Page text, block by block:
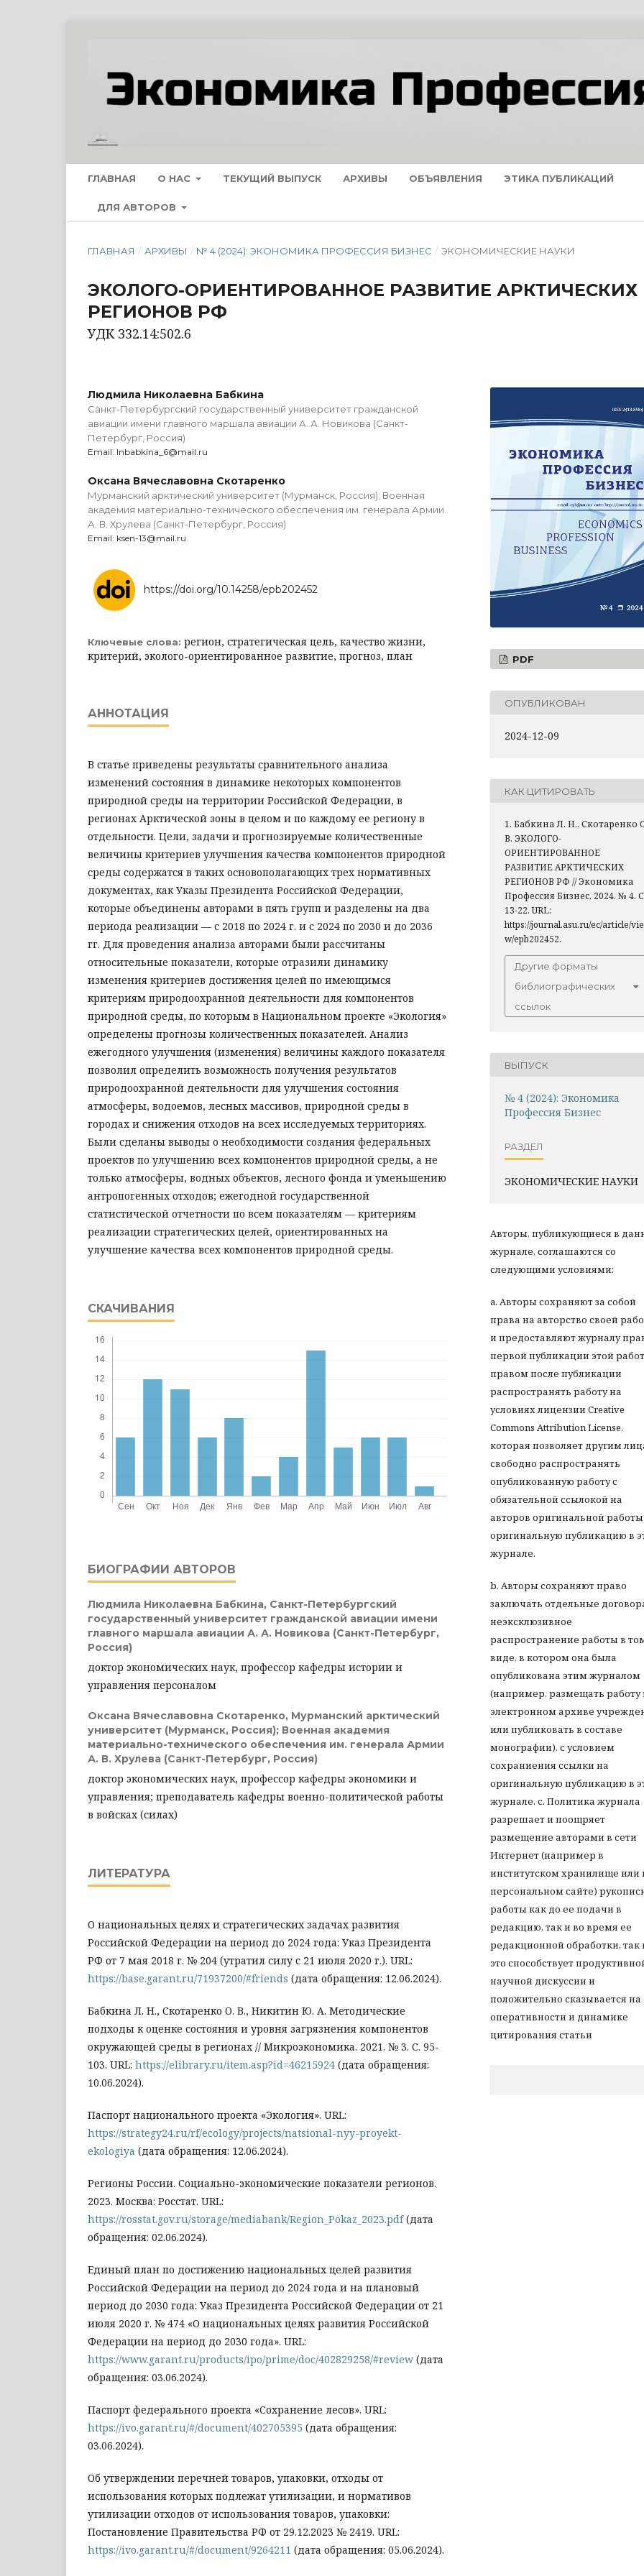
ГЛАВНАЯ О НАС ТЕКУЩИЙ ВЫПУСК АРХИВЫ ОБЪЯВЛЕНИЯ ЭТИКА ПУБЛИКАЦИЙ
ДЛЯ АВТОРОВ
ГЛАВНАЯ / АРХИВЫ / № 4 (2024): ЭКОНОМИКА ПРОФЕССИЯ БИЗНЕС / ЭКОНОМИЧЕСКИЕ НАУКИ
ЭКОЛОГО-ОРИЕНТИРОВАННОЕ РАЗВИТИЕ АРКТИЧЕСКИХ
РЕГИОНОВ РФ
УДК 332.14:502.6
Людмила Николаевна Бабкина
Санкт-Петербургский государственный университет гражданской
авиации имени главного маршала авиации А. А. Новикова (Санкт-
Петербург, Россия)
Email: lnbabkina_6@mail.ru
Оксана Вячеславовна Скотаренко
Мурманский арктический университет (Мурманск, Россия); Военная
академия материально-технического обеспечения им. генерала Армии
А. В. Хрулева (Санкт-Петербург, Россия)
Email: ksen-13@mail.ru
https://doi.org/10.14258/epb202452
Ключевые слова: регион, стратегическая цель, качество жизни,
критерий, эколого-ориентированное развитие, прогноз, план
АННОТАЦИЯ
В статье приведены результаты сравнительного анализа
изменений состояния в динамике некоторых компонентов
природной среды на территории Российской Федерации, в
регионах Арктической зоны в целом и по каждому ее региону в
отдельности. Цели, задачи и прогнозируемые количественные
величины критериев улучшения качества компонентов природной
среды содержатся в таких основополагающих трех нормативных
документах, как Указы Президента Российской Федерации,
которые объединены авторами в пять групп и разделены на два
периода реализации — с 2018 по 2024 г. и с 2024 по 2030 и до 2036
гг. Для проведения анализа авторами были рассчитаны
относительные показатели, которые отразили динамику
изменения критериев достижения целей по имеющимся
критериям природоохранной деятельности для компонентов
природной среды, по которым в Национальном проекте «Экология»
определены прогнозы количественных показателей. Анализ
ежегодного улучшения (изменения) величины каждого показателя
позволил определить возможность получения результатов
природоохранной деятельности для улучшения состояния
атмосферы, водоемов, лесных массивов, природной среды в
городах и снижения отходов на всех исследуемых территориях.
Были сделаны выводы о необходимости создания федеральных
проектов по улучшению всех компонентов природной среды, а не
только атмосферы, водных объектов, лесного фонда и уменьшению
антропогенных отходов; ежегодной государственной
статистической отчетности по всем показателям — критериям
реализации стратегических целей, ориентированных на
улучшение качества всех компонентов природной среды.
СКАЧИВАНИЯ
БИОГРАФИИ АВТОРОВ
Людмила Николаевна Бабкина, Санкт-Петербургский
государственный университет гражданской авиации имени
главного маршала авиации А. А. Новикова (Санкт-Петербург,
Россия)
доктор экономических наук, профессор кафедры истории и
управления персоналом
Оксана Вячеславовна Скотаренко, Мурманский арктический
университет (Мурманск, Россия); Военная академия
материально-технического обеспечения им. генерала Армии
А. В. Хрулева (Санкт-Петербург, Россия)
доктор экономических наук, профессор кафедры экономики и
управления; преподаватель кафедры военно-политической работы
в войсках (силах)
ЛИТЕРАТУРА
О национальных целях и стратегических задачах развития
Российской Федерации на период до 2024 года: Указ Президента
РФ от 7 мая 2018 г. № 204 (утратил силу с 21 июля 2020 г.). URL:
https://base.garant.ru/71937200/#friends (дата обращения: 12.06.2024).
Бабкина Л. Н., Скотаренко О. В., Никитин Ю. А. Методические
подходы к оценке состояния и уровня загрязнения компонентов
окружающей среды в регионах // Микроэкономика. 2021. № 3. С. 95-
103. URL: https://elibrary.ru/item.asp?id=46215924 (дата обращения:
10.06.2024).
Паспорт национального проекта «Экология». URL:
https://strategy24.ru/rf/ecology/projects/natsional-nyy-proyekt-
ekologiya (дата обращения: 12.06.2024).
Регионы России. Социально-экономические показатели регионов.
2023. Москва: Росстат. URL:
https://rosstat.gov.ru/storage/mediabank/Region_Pokaz_2023.pdf(дата
обращения: 02.06.2024).
Единый план по достижению национальных целей развития
Российской Федерации на период до 2024 года и на плановый
период до 2030 года: Указ Президента Российской Федерации от 21
июля 2020 г. № 474 «О национальных целях развития Российской
Федерации на период до 2030 года». URL:
https://www.garant.ru/products/ipo/prime/doc/402829258/#review (дата
обращения: 03.06.2024).
Паспорт федерального проекта «Сохранение лесов». URL:
https://ivo.garant.ru/#/document/402705395 (дата обращения:
03.06.2024).
Об утверждении перечней товаров, упаковки, отходы от
использования которых подлежат утилизации, и нормативов
утилизации отходов от использования товаров, упаковки:
Постановление Правительства РФ от 29.12.2023 № 2419. URL:
https://ivo.garant.ru/#/document/9264211 (дата обращения: 05.06.2024).
PDF
ОПУБЛИКОВАН
2024-12-09
КАК ЦИТИРОВАТЬ
1. Бабкина Л. Н., Скотаренко
В. ЭКОЛОГО-
ОРИЕНТИРОВАННОЕ
РАЗВИТИЕ АРКТИЧЕСКИХ
РЕГИОНОВ РФ // Экономика
Профессия Бизнес, 2024. № 4.
13-22. URL:
https://journal.asu.ru/ec/article/vie
w/epb202452.
Другие форматы
библиографических
ссылок
ВЫПУСК
№ 4 (2024): Экономика
Профессия Бизнес
РАЗДЕЛ
ЭКОНОМИЧЕСКИЕ НАУКИ
Авторы, публикующиеся в
журнале, соглашаются со
следующими условиями:
a. Авторы сохраняют за собой
права на авторство своей
и предоставляют журналу
первой публикации этой
правом после публикации
распространять работу на
условиях лицензии Creative
Commons Attribution License,
которая позволяет другим
свободно распространять
опубликованную работу с
обязательной ссылокой на
авторов оригинальной
оригинальную публикацию в
журнале.
b. Авторы сохраняют право
заключать отдельные
неэксклюзивное
распространение работы в
виде, в котором она была
опубликована этим журналом
(например, размещать работу
электронном архиве
или публиковать в составе
монографии), с условием
сохраниения ссылки на
оригинальную публикацию в
журнале. с. Политика журнала
разрешает и поощряет
размещение авторами в сети
Интернет (например в
институтском хранилище или
персональном сайте)
работы как до ее подачи в
редакцию, так и во время ее
редакционной обработки, так
это способствует
научной дискуссии и
положительно сказывается на
оперативности и динамике
цитирования статьи